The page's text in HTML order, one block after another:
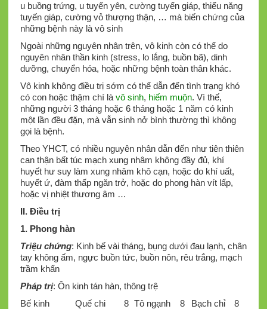
u buồng trứng, u tuyến yên, cường tuyến giáp, thiểu năng
tuyến giáp, cường vỏ thượng thận, … mà biến chứng của
những bệnh này là vô sinh
Ngoài những nguyên nhân trên, vô kinh còn có thể do
nguyên nhân thần kinh (stress, lo lắng, buồn bã), dinh
dưỡng, chuyển hóa, hoặc những bệnh toàn thân khác.
Vô kinh không điều trị sớm có thể dẫn đến tình trạng khó
có con hoặc thậm chí là vô sinh, hiếm muộn. Vì thế,
những người 3 tháng hoặc 6 tháng hoặc 1 năm có kinh
một lần đều đặn, mà vẫn sinh nở bình thường thì không
gọi là bệnh.
Theo YHCT, có nhiều nguyên nhân dẫn đến như tiên thiên
can thận bất túc mạch xung nhâm không đầy đủ, khí
huyết hư suy làm xung nhâm khô cạn, hoặc do khí uất,
huyết ứ, đàm thấp ngăn trở, hoặc do phong hàn vít lấp,
hoặc vị nhiệt thương âm …
II. Điều trị
1. Phong hàn
Triệu chứng: Kinh bế vài tháng, bụng dưới đau lạnh, chân
tay không ấm, ngực buồn tức, buồn nôn, rêu trắng, mạch
trầm khẩn
Pháp trị: Ôn kinh tán hàn, thông trệ
Bế kinh
Quế chi 8 Tô ngạnh 8 Bạch chỉ 8